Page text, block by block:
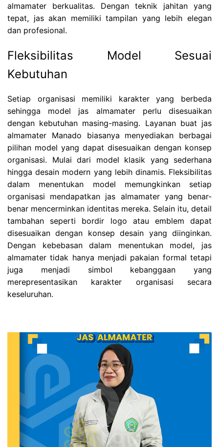
almamater berkualitas. Dengan teknik jahitan yang
tepat, jas akan memiliki tampilan yang lebih elegan
dan profesional.
Fleksibilitas Model Sesuai
Kebutuhan
Setiap organisasi memiliki karakter yang berbeda
sehingga model jas almamater perlu disesuaikan
dengan kebutuhan masing-masing. Layanan buat jas
almamater Manado biasanya menyediakan berbagai
pilihan model yang dapat disesuaikan dengan konsep
organisasi. Mulai dari model klasik yang sederhana
hingga desain modern yang lebih dinamis. Fleksibilitas
dalam menentukan model memungkinkan setiap
organisasi mendapatkan jas almamater yang benar-
benar mencerminkan identitas mereka. Selain itu, detail
tambahan seperti bordir logo atau emblem dapat
disesuaikan dengan konsep desain yang diinginkan.
Dengan kebebasan dalam menentukan model, jas
almamater tidak hanya menjadi pakaian formal tetapi
juga menjadi simbol kebanggaan yang
merepresentasikan karakter organisasi secara
keseluruhan.